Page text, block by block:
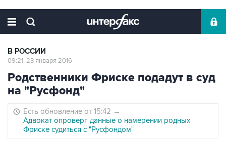
В РОССИИ
09:21, 23 января 2016
Родственники Фриске подадут в суд
на "Русфонд"
Есть обновление от 15:42 →
Адвокат опроверг данные о намерении родных
Фриске судиться с "Русфондом"